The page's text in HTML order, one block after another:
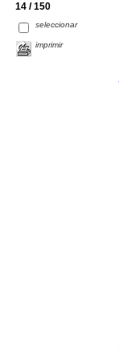
14 / 150
seleccionar
imprimir